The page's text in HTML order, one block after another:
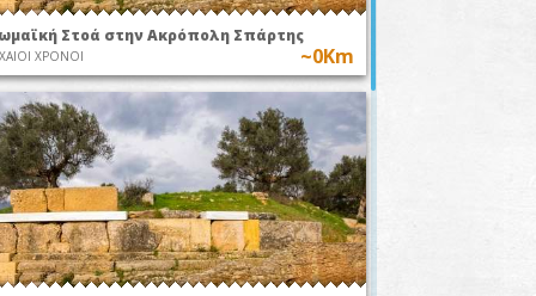
Στοά στην Ακρόπολη Σπάρτης
ΧΡΟΝΟΙ ~0Km